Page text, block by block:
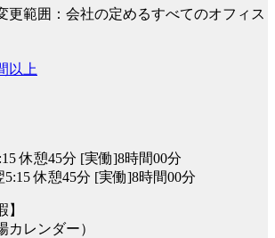
更範囲：会社の定めるすべてのオフィス
以上
休憩45分 [実働]8時間00分
5:15 休憩45分 [実働]8時間00分
】
カレンダー）